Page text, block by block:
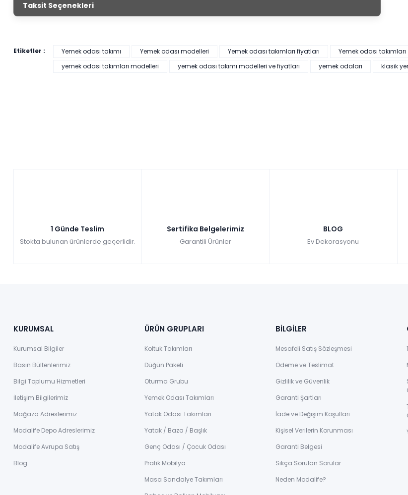
Taksit Seçenekleri
Etiketler : Yemek odası takımı Yemek odası modelleri Yemek odası takımları fiyatları Yemek odası takımları
yemek odası takımları modelleri
yemek odası takımı modelleri ve fiyatları yemek odaları klasik
1 Günde Teslim
Stokta bulunan ürünlerde geçerlidir.
Sertifika Belgelerimiz
Garantili Ürünler
BLOG
Ev Dekorasyonu
KURUMSAL
Kurumsal Bilgiler
Basın Bültenlerimiz
Bilgi Toplumu Hizmetleri
İletişim Bilgilerimiz
Mağaza Adreslerimiz
Modalife Depo Adreslerimiz
Modalife Avrupa Satış
Blog
ÜRÜN GRUPLARI
Koltuk Takımları
Düğün Paketi
Oturma Grubu
Yemek Odası Takımları
Yatak Odası Takımları
Yatak / Baza / Başlık
Genç Odası / Çocuk Odası
Pratik Mobilya
Masa Sandalye Takımları
BİLGİLER
Mesafeli Satış Sözleşmesi
Ödeme ve Teslimat
Gizlilik ve Güvenlik
Garanti Şartları
İade ve Değişim Koşulları
Kişisel Verilerin Korunması
Garanti Belgesi
Sıkça Sorulan Sorular
Neden Modalife?